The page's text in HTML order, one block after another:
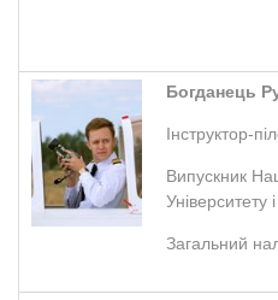
Богданець
Інструктор-
Випускник
Університету
Загальний